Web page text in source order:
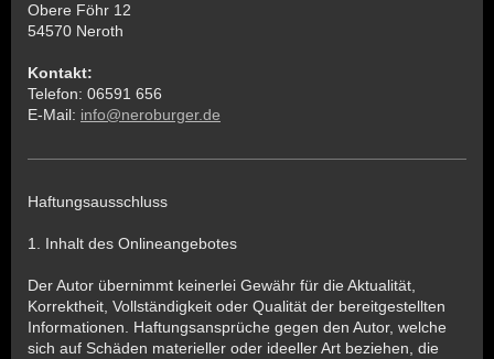
Obere Föhr 12
54570 Neroth
Kontakt:
Telefon: 06591 656
E-Mail: info@neroburger.de
Haftungsausschluss
1. Inhalt des Onlineangebotes
Der Autor übernimmt keinerlei Gewähr für die Aktualität,
Korrektheit, Vollständigkeit oder Qualität der bereitgestellten
Informationen. Haftungsansprüche gegen den Autor, welche
sich auf Schäden materieller oder ideeller Art beziehen, die